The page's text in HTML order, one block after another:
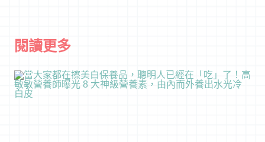
閱讀更多